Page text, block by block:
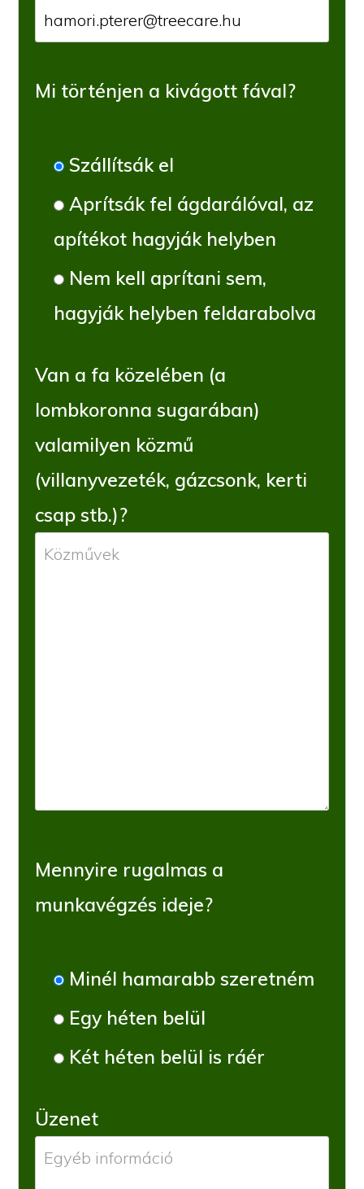
Mi történjen a kivágott fával?
Szállítsák el
Aprítsák fel ágdarálóval, az
apítékot hagyják helyben
Nem kell aprítani sem,
hagyják helyben feldarabolva
Van a fa közelében (a
lombkoronna sugarában)
valamilyen közmű
(villanyvezeték, gázcsonk, kerti
csap stb.)?
Mennyire rugalmas a
munkavégzés ideje?
Minél hamarabb szeretném
Egy héten belül
Két héten belül is ráér
Üzenet